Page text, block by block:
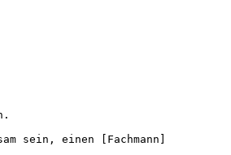
sein, einen [Fachmann]